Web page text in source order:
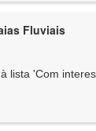
Fluviais
lista 'Com